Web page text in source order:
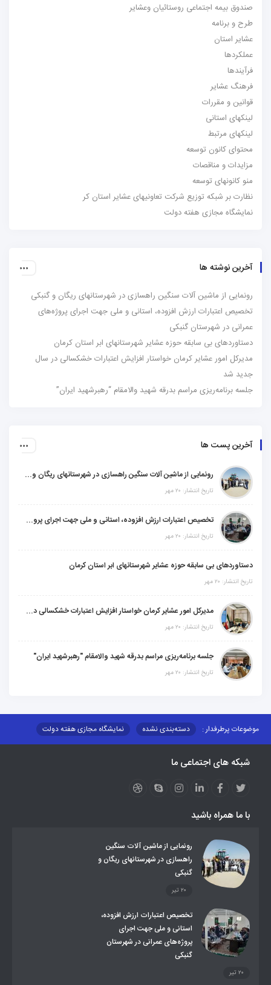
صندوق بیمه اجتماعی روستائیان وعشایر
طرح و برنامه
عشایر استان
عملکردها
فرآیندها
فرهنگ عشایر
قوانین و مقررات
لینکهای استانی
لینکهای مرتبط
محتوای کانون توسعه
مزایدات و مناقصات
منو کانونهای توسعه
نظارت بر شبکه توزیع شرکت تعاونیهای عشایر استان کر
نمایشگاه مجازی هفته دولت
آخرین نوشته ها
رونمایی از ماشین آلات سنگین راهسازی در شهرستانهای ریگان و گنبکی
تخصیص اعتبارات ارزش افزوده، استانی و ملی جهت اجرای پروژه‌های
عمرانی در شهرستان گنبکی
دستاوردهای بی سابقه حوزه عشایر شهرستانهای ابر استان کرمان
مدیرکل امور عشایر کرمان خواستار افزایش اعتبارات خشکسالی در سال
جدید شد
جلسه برنامه‌ریزی مراسم بدرقه شهید والامقام “رهبرشهید ایران”
آخرین پست ها
رونمایی از ماشین آلات سنگین راهسازی در شهرستانهای ریگان و گنبکی
تاریخ انتشار: ۲۰ مهر
تخصیص اعتبارات ارزش افزوده، استانی و ملی جهت اجرای پروژه‌های عمرانی در شهرستان گنبکی
تاریخ انتشار: ۲۰ مهر
دستاوردهای بی سابقه حوزه عشایر شهرستانهای ابر استان کرمان
تاریخ انتشار: ۲۰ مهر
مدیرکل امور عشایر کرمان خواستار افزایش اعتبارات خشکسالی در سال جدید شد
تاریخ انتشار: ۲۰ مهر
جلسه برنامه‌ریزی مراسم بدرقه شهید والامقام "رهبرشهید ایران"
تاریخ انتشار: ۲۰ مهر
موضوعات پرطرفدار : دسته‌بندی نشده
نمایشگاه مجازی هفته دولت
مزایدات و مناقصات
محتوای کانون توسعه
عملکردها
عشایر استان
طرح و برنامه
روند ساماندهی عشایر داوطلب اسکان
تشکیلات اداری
شبکه های اجتماعی ما
با ما همراه باشید
رونمایی از ماشین آلات سنگین
راهسازی در شهرستانهای ریگان و
گنبکی
۲۰ تیر
تخصیص اعتبارات ارزش افزوده،
استانی و ملی جهت اجرای
پروژه‌های عمرانی در شهرستان
گنبکی
۲۰ تیر